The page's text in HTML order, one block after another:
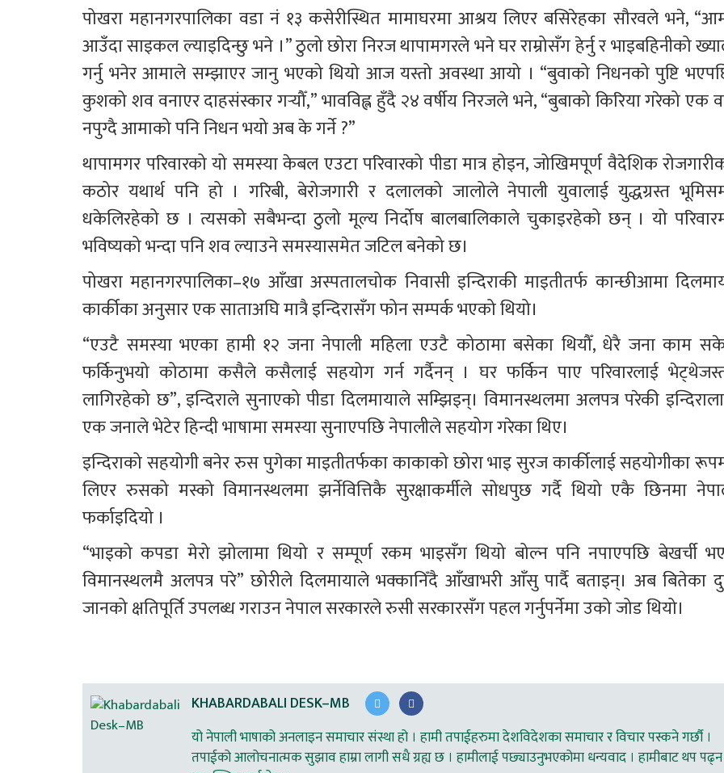
पोखरा महानगरपालिका वडा नं १३ कसेरीस्थित मामाघरमा आश्रय लिएर बसिरेहका सौरवले भने,
आउँदा साइकल ल्याइदिन्छु भने ।” ठुलो छोरा निरज थापामगरले भने घर राम्रोसँग हेर्नु र भाइबहिनीको
गर्नु भनेर आमाले सम्झाएर जानु भएको थियो आज यस्तो अवस्था आयो । “बुवाको निधनको पुष्टि
कुशको शव वनाएर दाहसंस्कार गर्‍यौँ,” भावविह्ल हुँदै २४ वर्षीय निरजले भने, “बुबाको किरिया गरेको एक
नपुग्दै आमाको पनि निधन भयो अब के गर्ने ?”
थापामगर परिवारको यो समस्या केबल एउटा परिवारको पीडा मात्र होइन, जोखिमपूर्ण वैदेशिक
कठोर यथार्थ पनि हो । गरिबी, बेरोजगारी र दलालको जालोले नेपाली युवालाई युद्धग्रस्त
धकेलिरहेको छ । त्यसको सबैभन्दा ठुलो मूल्य निर्दोष बालबालिकाले चुकाइरहेको छन् । यो
भविष्यको भन्दा पनि शव ल्याउने समस्यासमेत जटिल बनेको छ।
पोखरा महानगरपालिका–१७ आँखा अस्पतालचोक निवासी इन्दिराकी माइतीतर्फ कान्छीआमा
कार्कीका अनुसार एक साताअघि मात्रै इन्दिरासँग फोन सम्पर्क भएको थियो।
“एउटै समस्या भएका हामी १२ जना नेपाली महिला एउटै कोठामा बसेका थियौँ, धेरै जना काम
फर्किनुभयो कोठामा कसैले कसैलाई सहयोग गर्न गर्दैनन् । घर फर्किन पाए परिवारलाई
लागिरहेको छ”, इन्दिराले सुनाएको पीडा दिलमायाले सम्झिइन्। विमानस्थलमा अलपत्र परेकी
एक जनाले भेटेर हिन्दी भाषामा समस्या सुनाएपछि नेपालीले सहयोग गरेका थिए।
इन्दिराको सहयोगी बनेर रुस पुगेका माइतीतर्फका काकाको छोरा भाइ सुरज कार्कीलाई सहयोगीका
लिएर रुसको मस्को विमानस्थलमा झर्नेवित्तिकै सुरक्षाकर्मीले सोधपुछ गर्दै थियो एकै छिनमा
फर्काइदियो ।
“भाइको कपडा मेरो झोलामा थियो र सम्पूर्ण रकम भाइसँग थियो बोल्न पनि नपाएपछि बेखर्ची
विमानस्थलमै अलपत्र परे” छोरीले दिलमायाले भक्कानिँदै आँखाभरी आँसु पार्दै बताइन्। अब बितेका
जानको क्षतिपूर्ति उपलब्ध गराउन नेपाल सरकारले रुसी सरकारसँग पहल गर्नुपर्नेमा उको जोड थियो।
KHABARDABALI DESK–MB
यो नेपाली भाषाको अनलाइन समाचार संस्था हो । हामी तपाईहरुमा देशविदेशका समाचार र विचार पस्कने गर्छौ ।
तपाईको आलोचनात्मक सुझाव हाम्रा लागी सधै ग्रह्य छ । हामीलाई पछ्याउनुभएकोमा धन्यवाद । हामीबाट थप पढ्न